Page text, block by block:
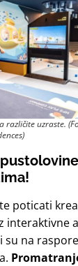
različite uzraste.
poticati
interaktivne
su na